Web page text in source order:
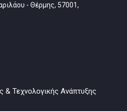
- Θέρμης, 57001,
& Τεχνολογικής Ανάπτυξης